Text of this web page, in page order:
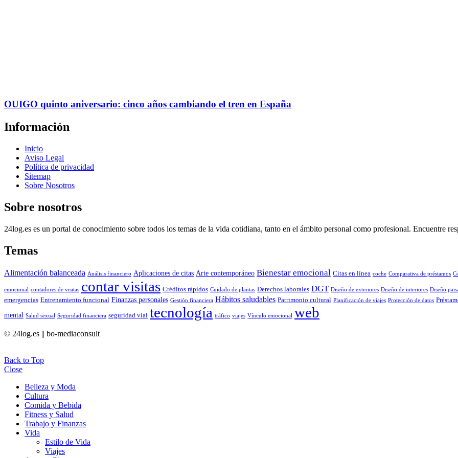
OUIGO quinto aniversario: cinco años cambiando el tren en España
Información
Inicio
Aviso Legal
Política de privacidad
Sitemap
Sobre Nosotros
Sobre nosotros
24log.es es un portal de conocimiento sobre todos los temas de la vida cotidiana, tanto en el ámbito personal como profesional. Encuentre
Temas
Alimentación balanceada Análisis financiero Aplicaciones de citas Arte contemporáneo Bienestar emocional Citas en línea coche Comparativa de préstamos
emocional contadores de visitas contar visitas Créditos rápidos Cuidado de plantas Derechos laborales DGT Diseño de exteriores Diseño de interiores Diseño
emergencias Entrenamiento funcional Finanzas personales Gestión financiera Hábitos saludables Patrimonio cultural Planificación de viajes Protección de datos
mental Salud sexual Seguridad financiera seguridad vial tecnología tráfico viajes Vínculo emocional web
© 24log.es || bo-mediaconsult
Back to Top
Close
Belleza y Moda
Cultura
Comida y Bebida
Fitness y Salud
Trabajo y Finanzas
Vida
Estilo de Vida
Viajes